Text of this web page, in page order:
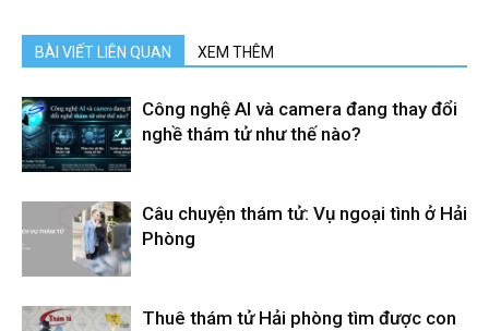
BÀI VIẾT LIÊN QUAN XEM THÊM
Công nghệ AI và camera đang thay đổi
nghề thám tử như thế nào?
Câu chuyện thám tử: Vụ ngoại tình ở Hải
Phòng
Thuê thám tử Hải phòng tìm được con